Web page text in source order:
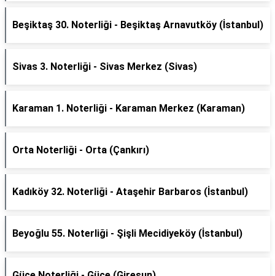
Beşiktaş 30. Noterliği - Beşiktaş Arnavutköy (İstanbul)
Sivas 3. Noterliği - Sivas Merkez (Sivas)
Karaman 1. Noterliği - Karaman Merkez (Karaman)
Orta Noterliği - Orta (Çankırı)
Kadıköy 32. Noterliği - Ataşehir Barbaros (İstanbul)
Beyoğlu 55. Noterliği - Şişli Mecidiyeköy (İstanbul)